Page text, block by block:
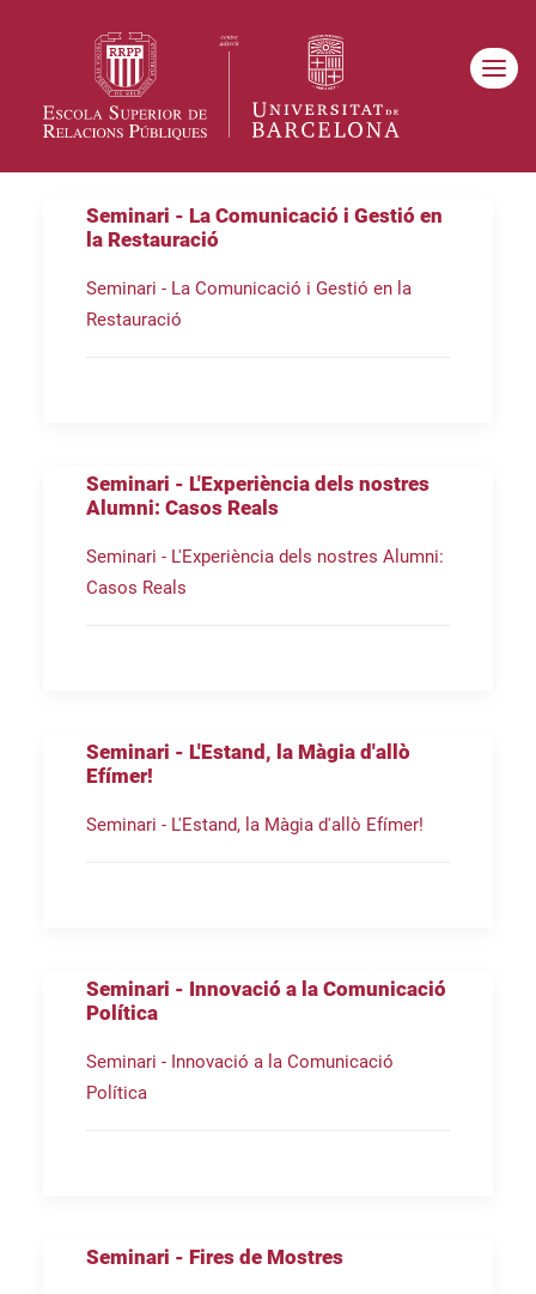
Seminari - La Comunicació i Gestió en
la Restauració
Seminari - La Comunicació i Gestió en la
Restauració
Seminari - L'Experiència dels nostres
Alumni: Casos Reals
Seminari - L'Experiència dels nostres Alumni:
Casos Reals
Seminari - L'Estand, la Màgia d'allò
Efímer!
Seminari - L'Estand, la Màgia d'allò Efímer!
Seminari - Innovació a la Comunicació
Política
Seminari - Innovació a la Comunicació
Política
Seminari - Fires de Mostres